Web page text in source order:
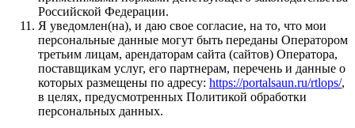
Российской Федерации.
Я уведомлен(на), и даю свое согласие, на то, что мои
персональные данные могут быть переданы Оператором
третьим лицам, арендаторам сайта (сайтов) Оператора,
поставщикам услуг, его партнерам, перечень и данные о
которых размещены по адресу: https://portalsaun.ru/rtlops/,
в целях, предусмотренных Политикой обработки
персональных данных.